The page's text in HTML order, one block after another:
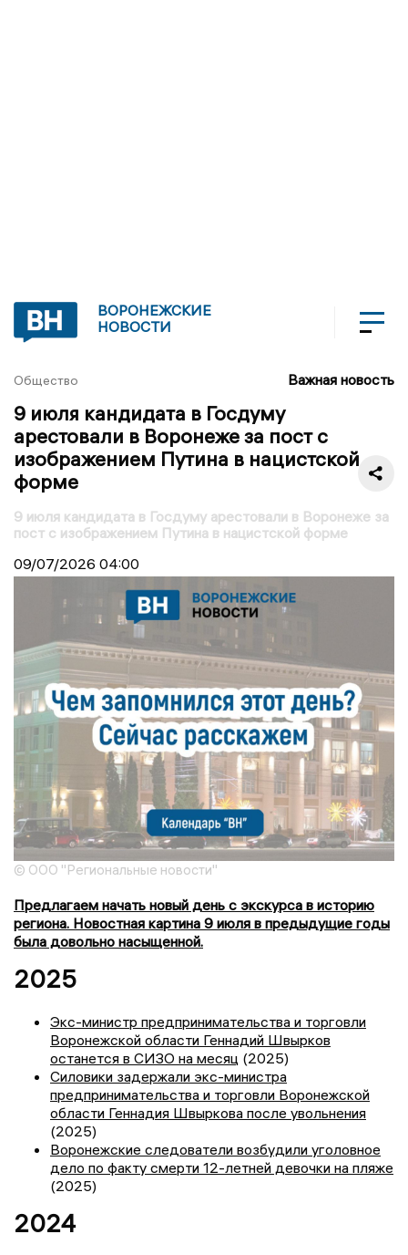
ВОРОНЕЖСКИЕ
НОВОСТИ
Общество Важная новость
9 июля кандидата в Госдуму
арестовали в Воронеже за пост с
изображением Путина в нацистской
форме
9 июля кандидата в Госдуму арестовали в Воронеже за
пост с изображением Путина в нацистской форме
09/07/2026 04:00
© ООО "Региональные новости"
Предлагаем начать новый день с экскурса в историю
региона. Новостная картина 9 июля в предыдущие годы
была довольно насыщенной.
2025
Экс-министр предпринимательства и торговли
Воронежской области Геннадий Швырков
останется в СИЗО на месяц (2025)
Силовики задержали экс-министра
предпринимательства и торговли Воронежской
области Геннадия Швыркова после увольнения
(2025)
Воронежские следователи возбудили уголовное
дело по факту смерти 12-летней девочки на пляже
(2025)
2024